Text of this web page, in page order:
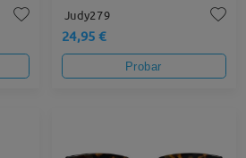
Judy279
24,95 €
Probar